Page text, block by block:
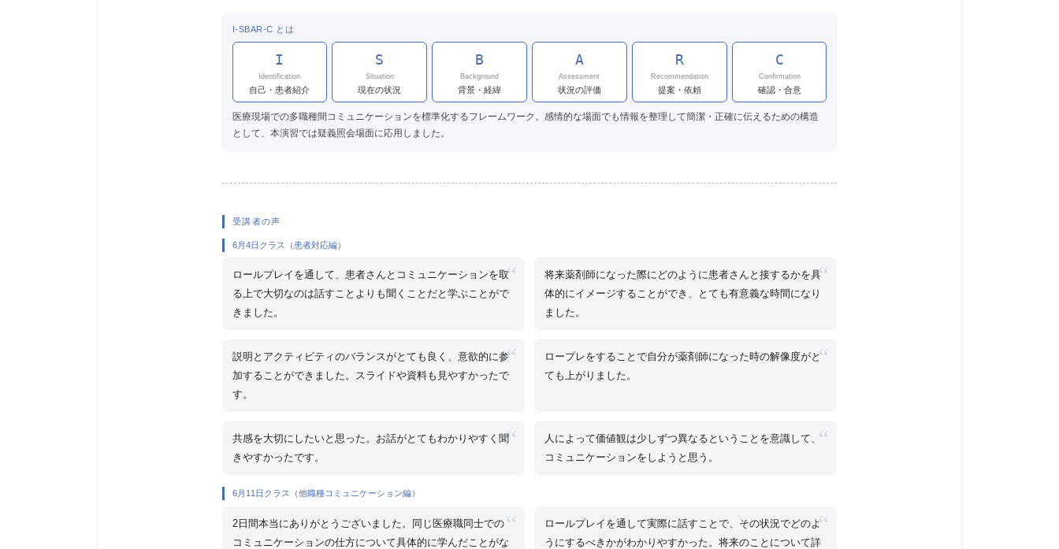
I-SBAR-C とは
I
Identification
自己・患者紹介
S
Situation
現在の状況
B
Background
背景・経緯
A
Assessment
状況の評価
R
Recommendation
提案・依頼
C
Confirmation
確認・合意
医療現場での多職種間コミュニケーションを標準化するフレームワーク。感情的な場面でも情報を整理して簡潔・正確に伝えるための構造
として、本演習では疑義照会場面に応用しました。
受講者の声
6月4日クラス（患者対応編）
“
ロールプレイを通して、患者さんとコミュニケーションを取
る上で大切なのは話すことよりも聞くことだと学ぶことがで
きました。
“
将来薬剤師になった際にどのように患者さんと接するかを具
体的にイメージすることができ、とても有意義な時間になり
ました。
“
説明とアクティビティのバランスがとても良く、意欲的に参
加することができました。スライドや資料も見やすかったで
す。
“
ロープレをすることで自分が薬剤師になった時の解像度がと
ても上がりました。
“
共感を大切にしたいと思った。お話がとてもわかりやすく聞
きやすかったです。
“
人によって価値観は少しずつ異なるということを意識して、
コミュニケーションをしようと思う。
6月11日クラス（他職種コミュニケーション編）
“
2日間本当にありがとうございました。同じ医療職同士での
コミュニケーションの仕方について具体的に学んだことがな
“
ロールプレイを通して実際に話すことで、その状況でどのよ
うにするべきかがわかりやすかった。将来のことについて詳